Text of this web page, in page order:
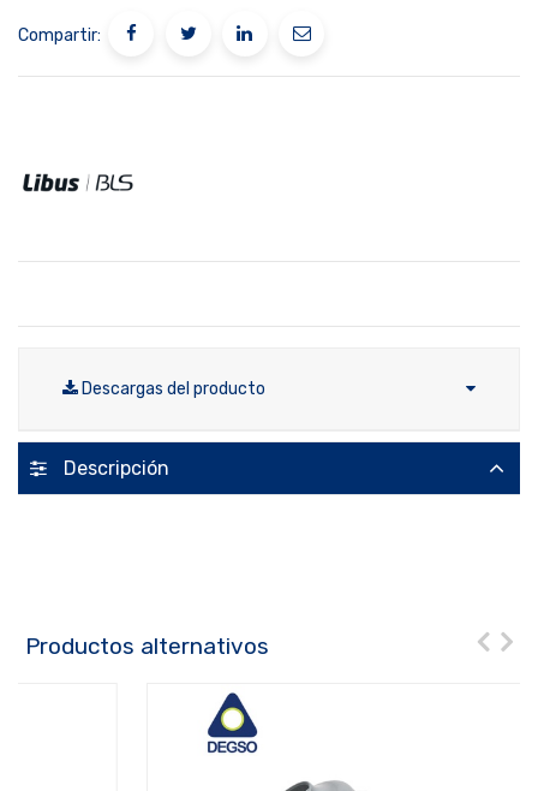
Compartir:
Descargas del producto
Descripción
Productos alternativos